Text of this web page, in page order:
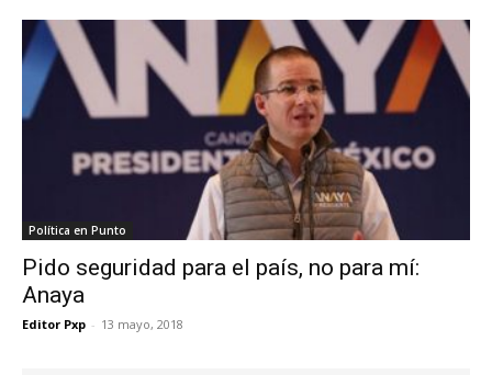
Política en Punto
Pido seguridad para el país, no para mí:
Anaya
Editor Pxp - 13 mayo, 2018